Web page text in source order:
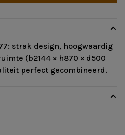
strak design, hoogwaardig
(b2144 × h870 × d500
perfect gecombineerd.